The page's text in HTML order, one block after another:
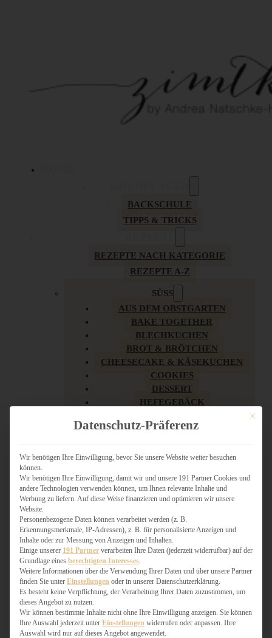
BACKSCHULE
TIPPS & TRICKS
REZEPTE NACH KATEGORIE
REZEPTE A-Z
SÜSS
AUS DEM OBSTGARTEN
BAKE TOGETHER
BLECHKUCHEN
BROT & BRÖTCHEN
CHEESECAKE & KÄSEKUCHEN
COOKIES
DESSERT
HEFEGEBÄCK
KUCHEN
LOW CARB & GESÜNDER
MY AMERICAN BAKERY
SCHOKOLADIGES
SÜSSES HAUPTGERICHT
TÖRTCHEN
VEGAN SÜSS
WEIHNACHTSBÄCKEREI
HERZHAFT
BURGER & SANDWICHES
FIX AUF DEM TISCH
Mit
Datenschutz-Präferenz
Wir benötigen Ihre Einwilligung, bevor Sie unsere Website weiter besuchen
können.
Wir benötigen Ihre Einwilligung, damit wir und unsere 191 Partner Cookies und
andere Technologien verwenden können, um Ihnen relevante Inhalte und
Werbung zu liefern. Auf diese Weise finanzieren und optimieren wir unsere
Website.
Personenbezogene Daten können verarbeitet werden (z. B.
Erkennungsmerkmale, IP-Adressen), z. B. für personalisierte Anzeigen und
Inhalte oder zur Messung von Anzeigen und Inhalten.
Einige unserer 191 Partner verarbeiten Ihre Daten (jederzeit widerrufbar) auf der
Grundlage eines berechtigten Interesses
Weitere Informationen über die Verwendung Ihrer Daten und über unsere Partner
finden Sie unter Einstellungen oder in unserer Datenschutzerklärung.
Es besteht keine Verpflichtung, der Verarbeitung Ihrer Daten zuzustimmen, um
dieses Angebot zu nutzen.
Wir können bestimmte Inhalte nicht ohne Ihre Einwilligung anzeigen. Sie können
Ihre Auswahl jederzeit unter Einstellungen widerrufen oder anpassen. Ihre
Auswahl wird nur auf dieses Angebot angewendet.